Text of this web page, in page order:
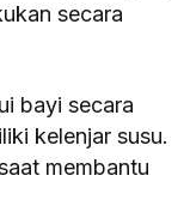
secara
bayi secara
kelenjar susu.
membantu